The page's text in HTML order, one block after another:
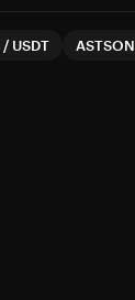
/ USDT ASTSON